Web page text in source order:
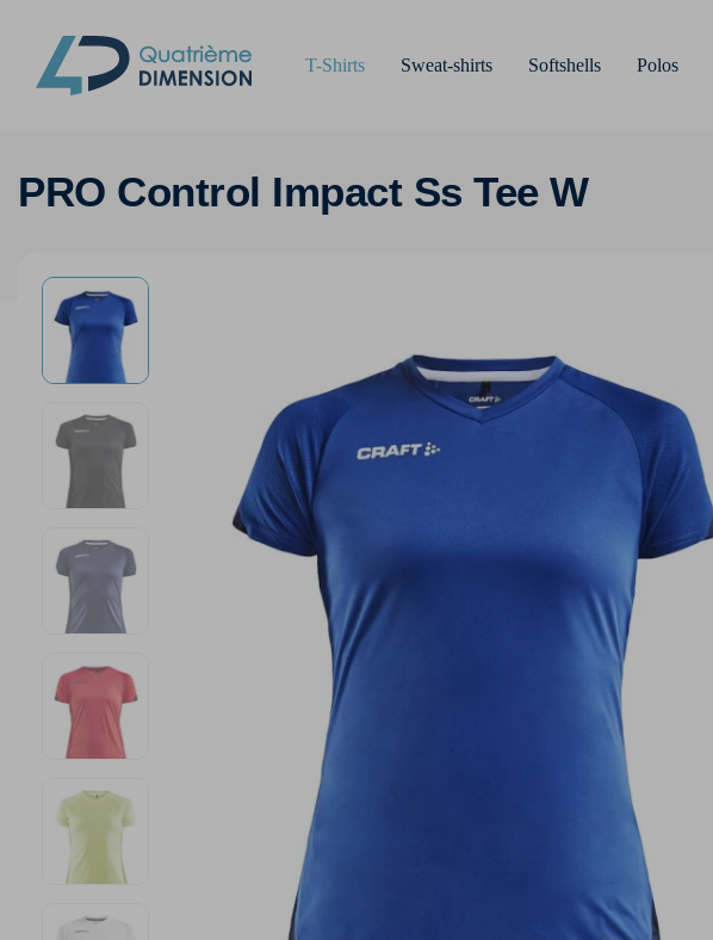
T-Shirts Sweat-shirts Softshells Polos
PRO Control Impact Ss Tee W